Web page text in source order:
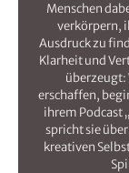
Menschen
verkörpern,
Ausdruck zu
Klarheit und
überzeugt:
erschaffen,
ihrem Podcast
spricht sie
kreativen